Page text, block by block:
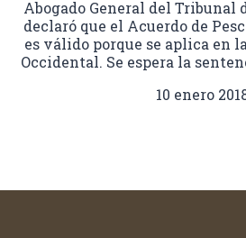
Abogado General del Tribunal
declaró que el Acuerdo de
es válido porque se aplica en
Occidental. Se espera la
10 enero